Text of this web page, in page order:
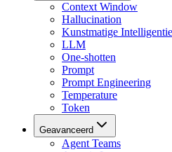
Context Window
Hallucination
Kunstmatige Intelligentie
LLM
One-shotten
Prompt
Prompt Engineering
Temperature
Token
Geavanceerd
Agent Teams